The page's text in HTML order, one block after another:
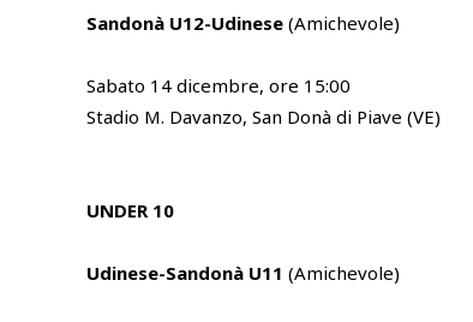
Sandonà U12-Udinese (Amichevole)
Sabato 14 dicembre, ore 15:00
Stadio M. Davanzo, San Donà di Piave (VE)
UNDER 10
Udinese-Sandonà U11 (Amichevole)